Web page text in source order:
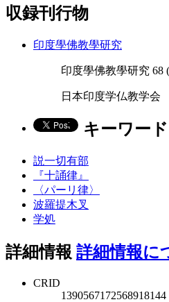
収録刊行物
印度學佛教學研究
印度學佛教學研究 68
日本印度学仏教学会
キーワード
説一切有部
『十誦律』
〈パーリ律〉
波羅提木叉
学処
詳細情報 詳細情報に
CRID
1390567172568918144